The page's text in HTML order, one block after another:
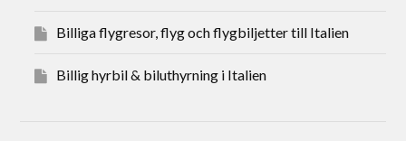
Billiga flygresor, flyg och flygbiljetter till Italien
Billig hyrbil & biluthyrning i Italien